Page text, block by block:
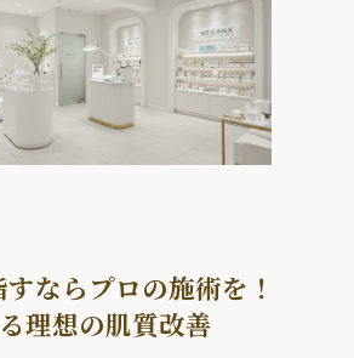
ならプロの施術を！
理想の肌質改善